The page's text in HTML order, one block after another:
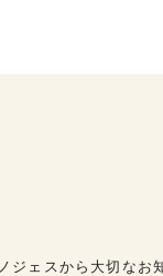
ノジェスから大切なお